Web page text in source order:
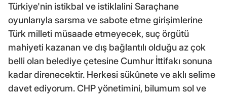
Türkiye'nin istikbal ve istiklalini Saraçhane
oyunlarıyla sarsma ve sabote etme girişimlerine
Türk milleti müsaade etmeyecek, suç örgütü
mahiyeti kazanan ve dış bağlantılı olduğu az çok
belli olan belediye çetesine Cumhur İttifakı sonuna
kadar direnecektir. Herkesi sükûnete ve aklı selime
davet ediyorum. CHP yönetimini, bilumum sol ve